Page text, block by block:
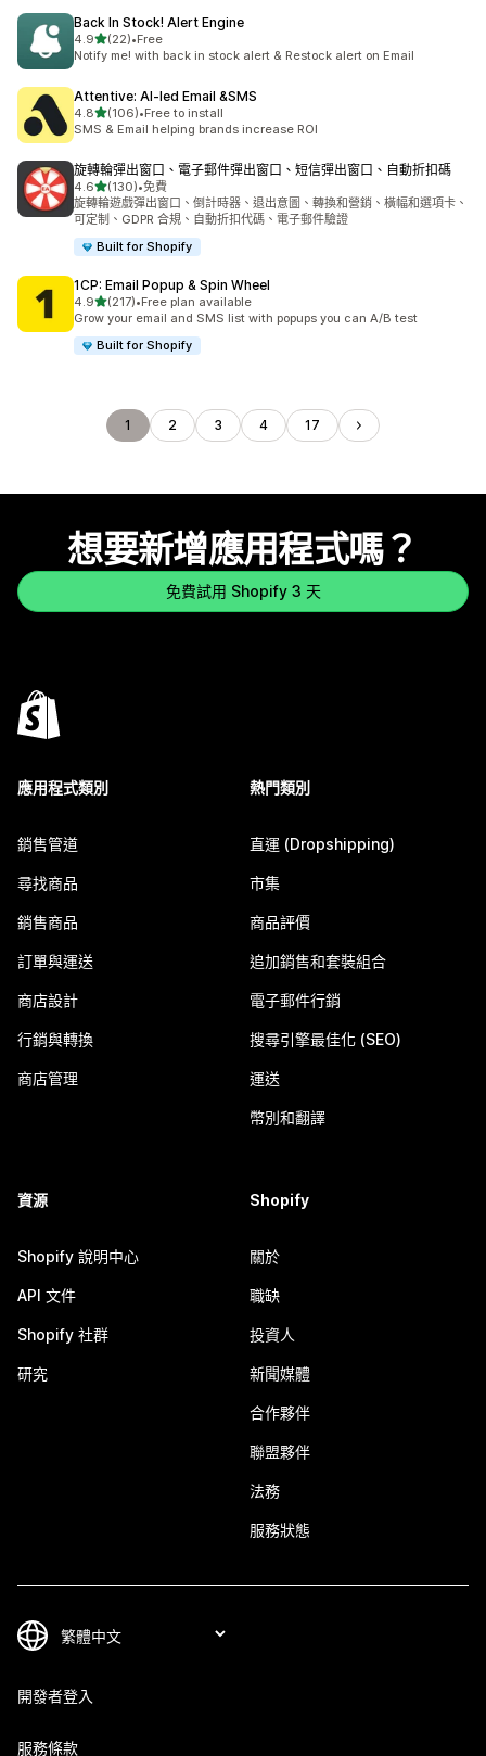
Back In Stock! Alert Engine
4.9滿分 5 顆星
(22)
共有 22 則評價
•Free
Notify me! with back in stock alert & Restock alert on Email
Attentive: AI‑led Email &SMS
4.8滿分 5 顆星
(106)
共有 106 則評價
•Free to install
SMS & Email helping brands increase ROI
旋轉輪彈出窗口、電子郵件彈出窗口、短信彈出窗口、自動折扣碼
4.6滿分 5 顆星
(130)
共有 130 則評價
•免費
旋轉輪遊戲彈出窗口、倒計時器、退出意圖、轉換和營銷、橫幅和選項卡、
可定制、GDPR 合規、自動折扣代碼、電子郵件驗證
Built for Shopify
1CP: Email Popup & Spin Wheel
4.9滿分 5 顆星
(217)
共有 217 則評價
•Free plan available
Grow your email and SMS list with popups you can A/B test
Built for Shopify
1 2 3 4 17
想要新增應用程式嗎？
免費試用 Shopify 3 天
應用程式類別
銷售管道
尋找商品
銷售商品
訂單與運送
商店設計
行銷與轉換
商店管理
熱門類別
直運 (Dropshipping)
市集
商品評價
追加銷售和套裝組合
電子郵件行銷
搜尋引擎最佳化 (SEO)
運送
幣別和翻譯
資源
Shopify 說明中心
API 文件
Shopify 社群
研究
Shopify
關於
職缺
投資人
新聞媒體
合作夥伴
聯盟夥伴
法務
服務狀態
開發者登入
服務條款